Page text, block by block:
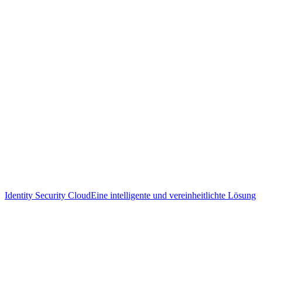
Identity Security CloudEine intelligente und vereinheitlichte Lösung